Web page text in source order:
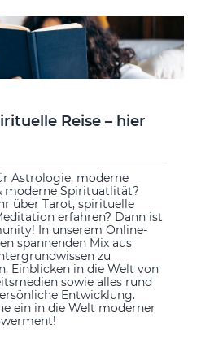
Reise – hier
Astrologie, moderne
moderne Spirituatlität?
über Tarot, spirituelle
erfahren? Dann ist
In unserem Online-
spannenden Mix aus
zu
Einblicken in die Welt von
sowie alles rund
Entwicklung.
ein in die Welt moderner